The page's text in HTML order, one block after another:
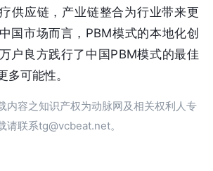
供应链，产业链整合为行业带来更
国市场而言，PBM模式的本地化创
户良方践行了中国PBM模式的最佳
多可能性。
内容之知识产权为动脉网及相关权利人专
请联系tg@vcbeat.net。